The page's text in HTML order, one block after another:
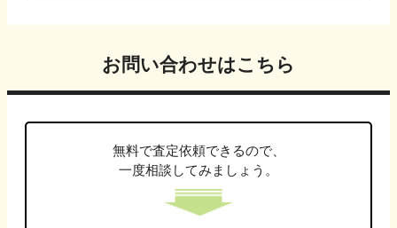
お問い合わせはこちら
無料で査定依頼できるので、
一度相談してみましょう。